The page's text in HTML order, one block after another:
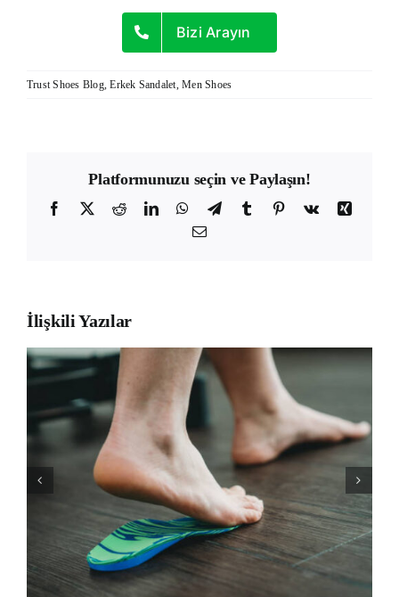
Bizi Arayın
Trust Shoes Blog,Erkek Sandalet,Men Shoes
Platformunuzu seçin ve Paylaşın!
Facebook
X RedditLinkedInWhatsApp
TelegramTumblr Pinterest
Vk
Xing
E-
İlişkili Yazılar